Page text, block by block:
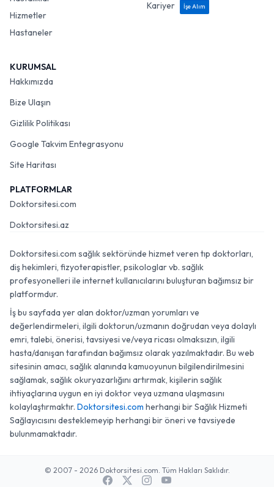
Hizmetler
Hastaneler
Kariyer
İşe Alım
KURUMSAL
Hakkımızda
Bize Ulaşın
Gizlilik Politikası
Google Takvim Entegrasyonu
Site Haritası
PLATFORMLAR
Doktorsitesi.com
Doktorsitesi.az
Doktorsitesi.com sağlık sektöründe hizmet veren tıp doktorları,
diş hekimleri, fizyoterapistler, psikologlar vb. sağlık
profesyonelleri ile internet kullanıcılarını buluşturan bağımsız bir
platformdur.
İş bu sayfada yer alan doktor/uzman yorumları ve
değerlendirmeleri, ilgili doktorun/uzmanın doğrudan veya dolaylı
emri, talebi, önerisi, tavsiyesi ve/veya ricası olmaksızın, ilgili
hasta/danışan tarafından bağımsız olarak yazılmaktadır. Bu web
sitesinin amacı, sağlık alanında kamuoyunun bilgilendirilmesini
sağlamak, sağlık okuryazarlığını artırmak, kişilerin sağlık
ihtiyaçlarına uygun en iyi doktor veya uzmana ulaşmasını
kolaylaştırmaktır. Doktorsitesi.com herhangi bir Sağlık Hizmeti
Sağlayıcısını desteklemeyip herhangi bir öneri ve tavsiyede
bulunmamaktadır.
© 2007 - 2026 Doktorsitesi.com. Tüm Hakları Saklıdır.